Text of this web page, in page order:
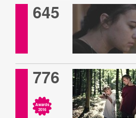
645
776
Awards
2016